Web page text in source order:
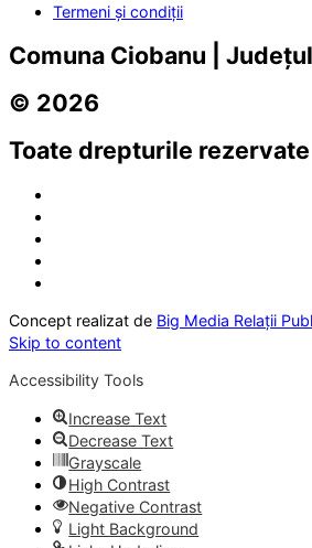
Termeni și condiții
Comuna Ciobanu |
© 2026
Toate drepturile rezervate
Concept realizat de Big Media Relații
Skip to content
Accessibility Tools
Increase Text
Decrease Text
Grayscale
High Contrast
Negative Contrast
Light Background